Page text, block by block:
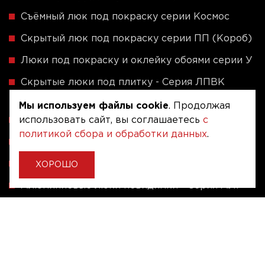
Съёмный люк под покраску серии Космос
Скрытый люк под покраску серии ПП (Короб)
Люки под покраску и оклейку обоями серии У
Скрытые люки под плитку - Серия ЛПВК
Ревизионные люки серии A (сталь / присоска)
Напольные люки серии ФЛЮР
Рассчитать люк по индивидуальным размерам
Мы используем файлы cookie. Продолжая
использовать сайт, вы соглашаетесь с
политикой сбора и обработки данных.
ХОРОШО